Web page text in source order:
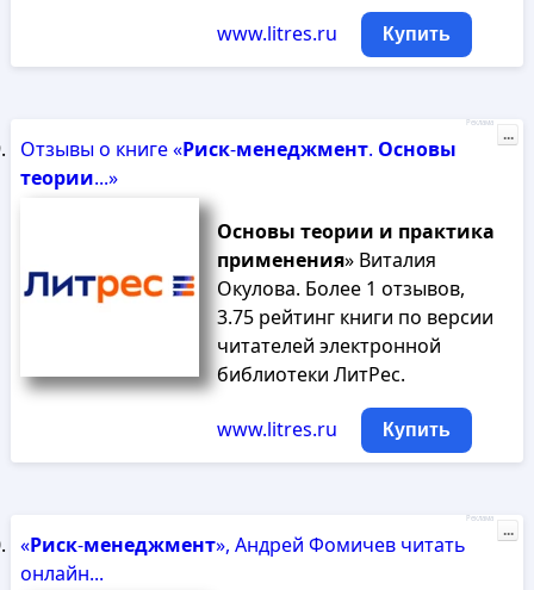
www.litres.ru Купить
Отзывы о книге «Риск-менеджмент. Основы
теории...»
Основы теории и практика
применения» Виталия
Окулова. Более 1 отзывов,
3.75 рейтинг книги по версии
читателей электронной
библиотеки ЛитРес.
www.litres.ru Купить
Реклама
...
«Риск-менеджмент», Андрей Фомичев читать
онлайн...
Реклама
...